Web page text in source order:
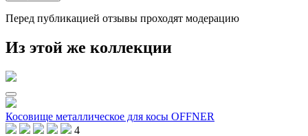
Перед публикацией отзывы проходят модерацию
Из этой же коллекции
Косовище металлическое для косы OFFNER
4